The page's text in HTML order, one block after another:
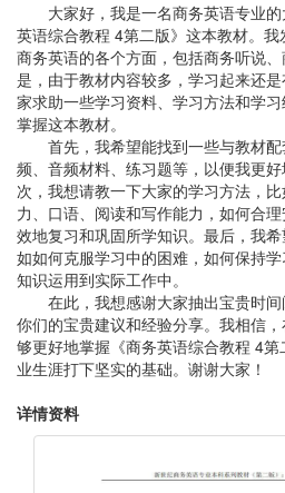
大家好，我是一名商务英语专业
英语综合教程 4第二版》这本教材。
商务英语的各个方面，包括商务听说
是，由于教材内容较多，学习起来还
家求助一些学习资料、学习方法和学
掌握这本教材。
首先，我希望能找到一些与教材
频、音频材料、练习题等，以便我更
次，我想请教一下大家的学习方法，
力、口语、阅读和写作能力，如何合
效地复习和巩固所学知识。最后，我
如如何克服学习中的困难，如何保持
知识运用到实际工作中。
在此，我想感谢大家抽出宝贵时
你们的宝贵建议和经验分享。我相信
够更好地掌握《商务英语综合教程 4
业生涯打下坚实的基础。谢谢大家！
详情资料